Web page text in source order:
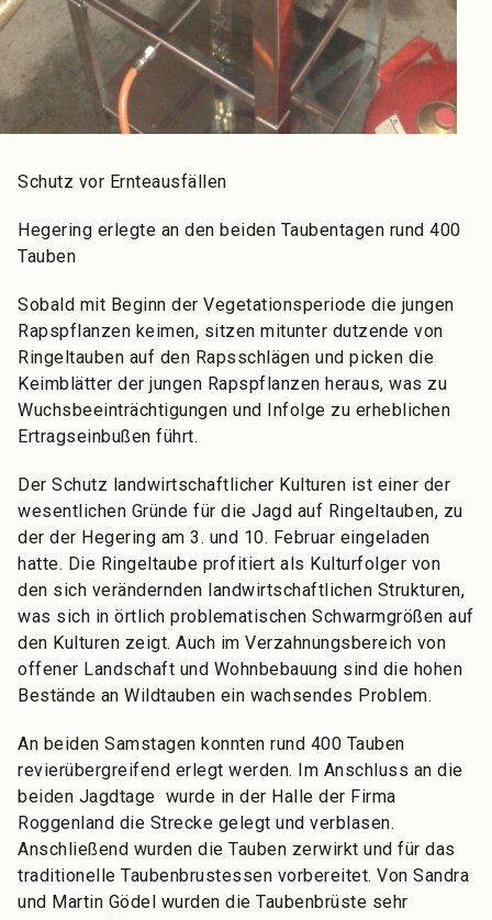
Schutz vor Ernteausfällen
Hegering erlegte an den beiden Taubentagen rund 400
Tauben
Sobald mit Beginn der Vegetationsperiode die jungen
Rapspflanzen keimen, sitzen mitunter dutzende von
Ringeltauben auf den Rapsschlägen und picken die
Keimblätter der jungen Rapspflanzen heraus, was zu
Wuchsbeeinträchtigungen und Infolge zu erheblichen
Ertragseinbußen führt.
Der Schutz landwirtschaftlicher Kulturen ist einer der
wesentlichen Gründe für die Jagd auf Ringeltauben, zu
der der Hegering am 3. und 10. Februar eingeladen
hatte. Die Ringeltaube profitiert als Kulturfolger von
den sich verändernden landwirtschaftlichen Strukturen,
was sich in örtlich problematischen Schwarmgrößen auf
den Kulturen zeigt. Auch im Verzahnungsbereich von
offener Landschaft und Wohnbebauung sind die hohen
Bestände an Wildtauben ein wachsendes Problem.
An beiden Samstagen konnten rund 400 Tauben
revierübergreifend erlegt werden. Im Anschluss an die
beiden Jagdtage wurde in der Halle der Firma
Roggenland die Strecke gelegt und verblasen.
Anschließend wurden die Tauben zerwirkt und für das
traditionelle Taubenbrustessen vorbereitet. Von Sandra
und Martin Gödel wurden die Taubenbrüste sehr